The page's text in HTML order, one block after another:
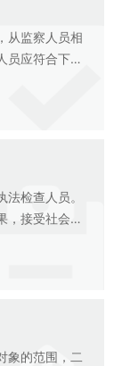
从监察人员相
员应符合下列
执法检查人
检查人员。
，接受社会监
象的范围，二